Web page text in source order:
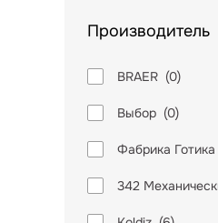
Производитель
BRAER(0)
Выбор(0)
Фабрика Готика
342